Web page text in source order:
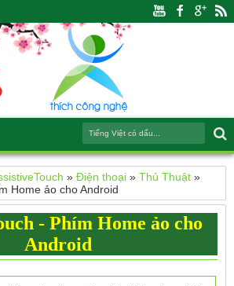
»Điện thoại »Thủ Thuật »
Home ảo cho Android
- Phím Home ảo cho
Android